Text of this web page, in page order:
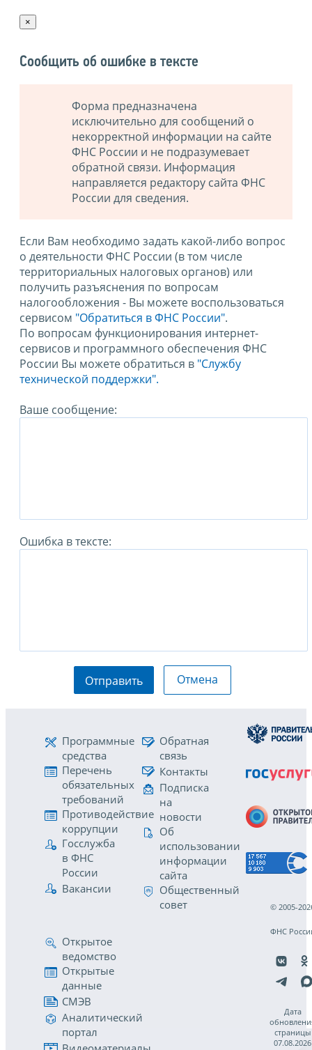
×
Сообщить об ошибке в тексте
Форма предназначена
исключительно для сообщений о
некорректной информации на сайте
ФНС России и не подразумевает
обратной связи. Информация
направляется редактору сайта ФНС
России для сведения.
Если Вам необходимо задать какой-либо вопрос
о деятельности ФНС России (в том числе
территориальных налоговых органов) или
получить разъяснения по вопросам
налогообложения - Вы можете воспользоваться
сервисом "Обратиться в ФНС России".
По вопросам функционирования интернет-
сервисов и программного обеспечения ФНС
России Вы можете обратиться в "Службу
технической поддержки".
Ваше сообщение:
Ошибка в тексте:
Отправить Отмена
Программные
средства
Перечень
обязательных
требований
Противодействие
коррупции
Госслужба
в ФНС
России
Вакансии
Обратная
связь
Контакты
Подписка
на
новости
Об
использовании
информации
сайта
Общественный
совет
Открытое
ведомство
Открытые
данные
СМЭВ
Аналитический
портал
© 2005-
ФНС
Дата
страницы
07.08.2026